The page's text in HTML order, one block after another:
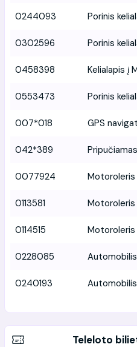
0244093 Porinis
0302596 Porinis
0458398 Kelialapis į
0553473 Porinis
007*018 GPS
042*389
0077924 Motoroleris
0113581 Motoroleris
0114515 Motoroleris
0228085
0240193
Teleloto